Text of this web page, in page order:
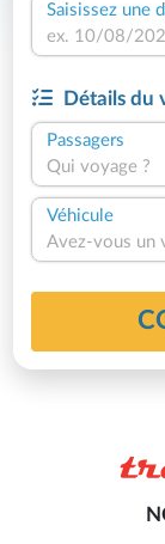
Saisissez une
Détails du
Passagers
Qui voyage ?
Véhicule
Avez-vous un